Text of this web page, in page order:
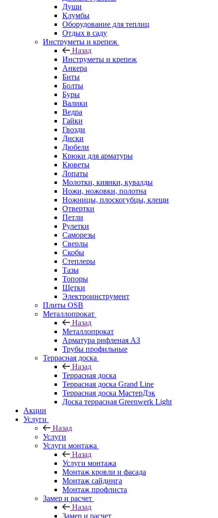
Души
Клумбы
Оборудование для теплиц
Отдых в саду
Инструметы и крепеж
Назад
Инструметы и крепеж
Анкера
Биты
Болты
Буры
Валики
Ведра
Гайки
Гвозди
Диски
Дюбели
Крюки для арматуры
Кюветы
Лопаты
Молотки, киянки, кувалды
Ножи, ножовки, полотна
Ножницы, плоскогубцы, клещи
Отвертки
Петли
Рулетки
Саморезы
Сверлы
Скобы
Степлеры
Тазы
Топоры
Щетки
Электроинструмент
Плиты OSB
Металлопрокат
Назад
Металлопрокат
Арматура рифленая АЗ
Трубы профильные
Террасная доска
Назад
Террасная доска
Террасная доска Grand Line
Террасная доска МастерДэк
Доска террасная Greenwerk Light
Акции
Услуги
Назад
Услуги
Услуги монтажа
Назад
Услуги монтажа
Монтаж кровли и фасада
Монтаж сайдинга
Монтаж профлиста
Замер и расчет
Назад
Замер и расчет